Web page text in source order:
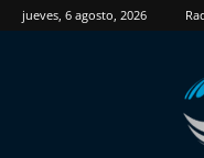
jueves, 6 agosto, 2026